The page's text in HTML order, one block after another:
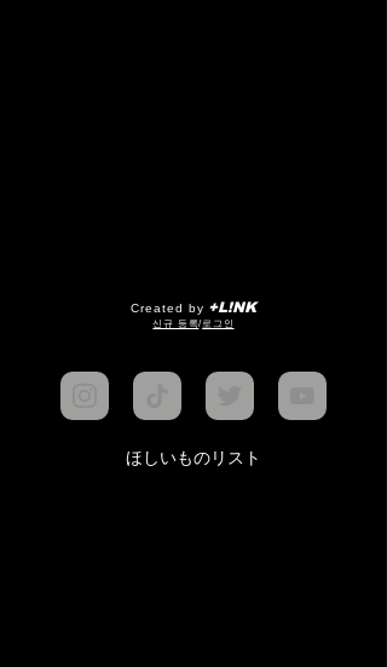
Created by +L!NK
​신규 등록/로그인
ほしいものリスト